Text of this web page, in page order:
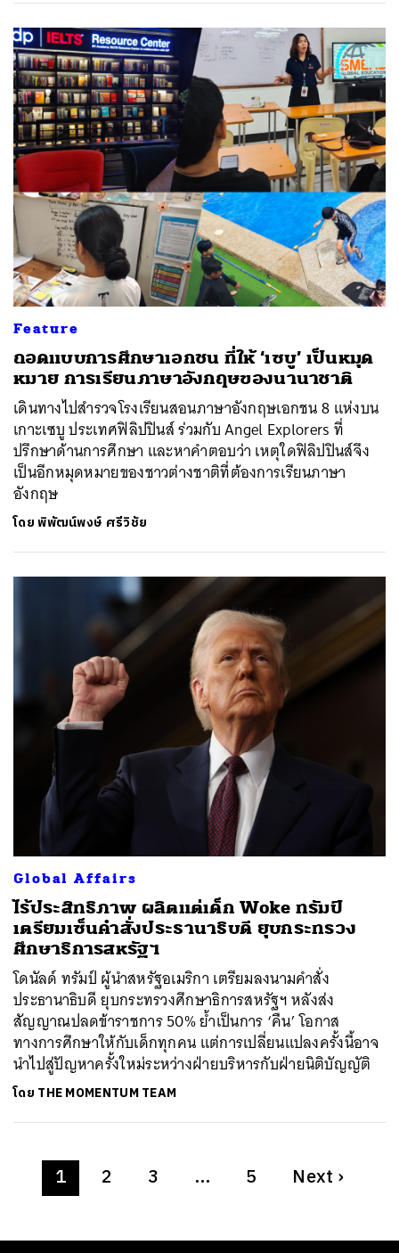
Feature
ถอดแบบการศึกษาเอกชน ที่ให้ ‘เซบู’ เป็นหมุด
หมาย การเรียนภาษาอังกฤษของนานาชาติ
เดินทางไปสำรวจโรงเรียนสอนภาษาอังกฤษเอกชน 8 แห่งบน
เกาะเซบู ประเทศฟิลิปปินส์ ร่วมกับ Angel Explorers ที่
ปรึกษาด้านการศึกษา และหาคำตอบว่า เหตุใดฟิลิปปินส์จึง
เป็นอีกหมุดหมายของชาวต่างชาติที่ต้องการเรียนภาษา
อังกฤษ
โดยพิพัฒน์พงษ์ ศรีวิชัย
Global Affairs
ไร้ประสิทธิภาพ ผลิตแต่เด็ก Woke ทรัมป์
เตรียมเซ็นคำสั่งประธานาธิบดี ยุบกระทรวง
ศึกษาธิการสหรัฐฯ
โดนัลด์ ทรัมป์ ผู้นำสหรัฐอเมริกา เตรียมลงนามคำสั่ง
ประธานาธิบดี ยุบกระทรวงศึกษาธิการสหรัฐฯ หลังส่ง
สัญญาณปลดข้าราชการ 50% ย้ำเป็นการ ‘คืน’ โอกาส
ทางการศึกษาให้กับเด็กทุกคน แต่การเปลี่ยนแปลงครั้งนี้อาจ
นำไปสู่ปัญหาครั้งใหม่ระหว่างฝ่ายบริหารกับฝ่ายนิติบัญญัติ
โดย THE MOMENTUM TEAM
1 2 3 … 5 Next ›